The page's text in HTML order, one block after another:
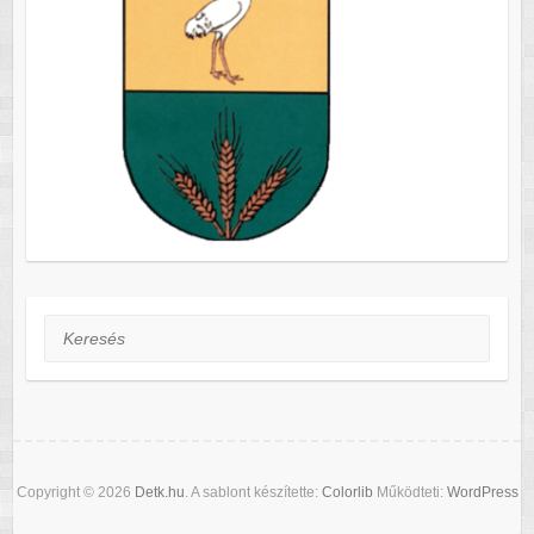
Keresés
Copyright © 2026 Detk.hu. A sablont készítette: Colorlib Működteti: WordPress